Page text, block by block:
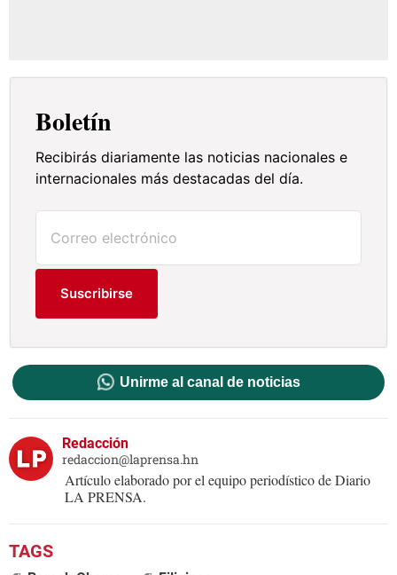
Boletín
Recibirás diariamente las noticias nacionales e
internacionales más destacadas del día.
Suscribirse
Unirme al canal de noticias
Redacción
redaccion@laprensa.hn
Artículo elaborado por el equipo periodístico de Diario
LA PRENSA.